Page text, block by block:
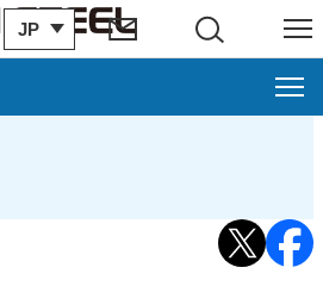
JP
メニュー
閉じ
（和歌山地